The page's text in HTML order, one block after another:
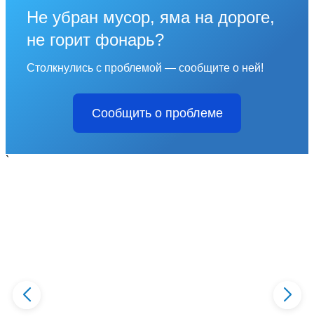
Не убран мусор, яма на дороге,
не горит фонарь?
Столкнулись с проблемой — сообщите о ней!
Сообщить о проблеме
`